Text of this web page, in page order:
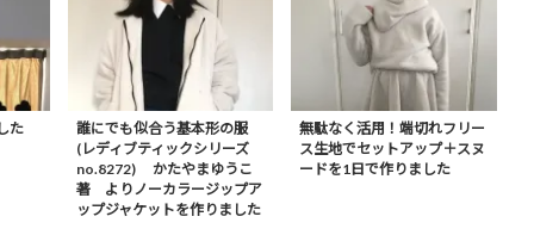
た
誰にでも似合う基本形の服
(レディブティックシリーズ
no.8272) かたやまゆうこ
著 よりノーカラージップア
ップジャケットを作りました
無駄なく活用！端切れフリー
ス生地でセットアップ＋スヌ
ードを1日で作りました